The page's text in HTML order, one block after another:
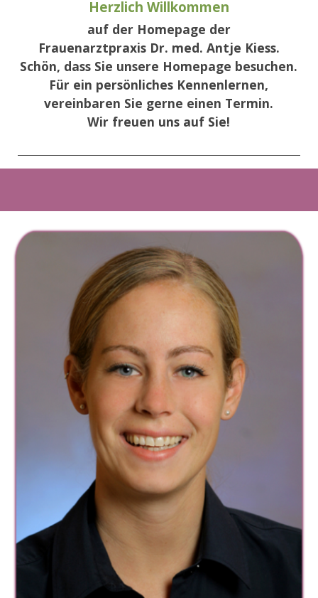
Herzlich Willkommen
auf der Homepage der
Frauenarztpraxis Dr. med. Antje Kiess.
Schön, dass Sie unsere Homepage besuchen.
Für ein persönliches Kennenlernen,
vereinbaren Sie gerne einen Termin.
Wir freuen uns auf Sie!